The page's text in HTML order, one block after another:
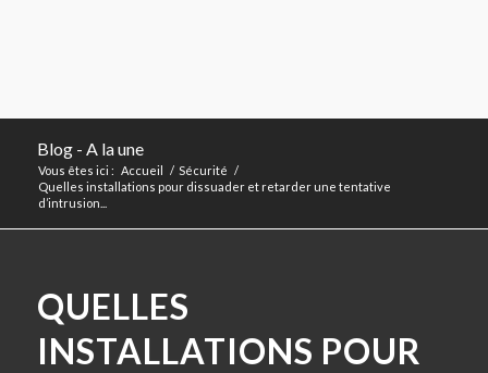
Blog - A la une
Vous êtes ici : Accueil / Sécurité /
Quelles installations pour dissuader et retarder une tentative
d’intrusion...
QUELLES
INSTALLATIONS POUR